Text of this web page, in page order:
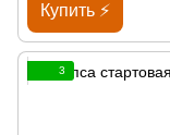
Купить ⚡
3